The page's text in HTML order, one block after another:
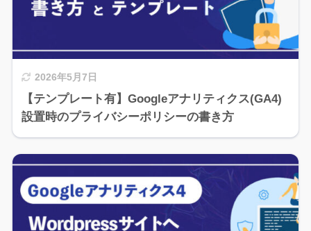
2026年5月7日
【テンプレート有】Googleアナリティクス(GA4)
設置時のプライバシーポリシーの書き方